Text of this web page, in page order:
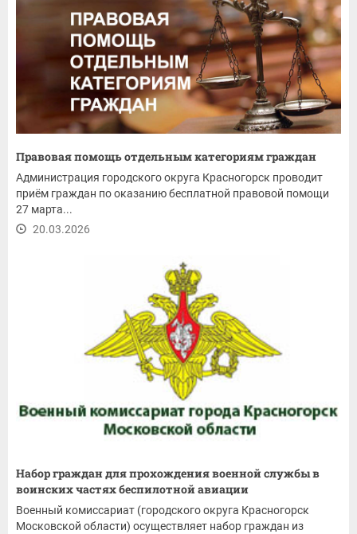
Правовая помощь отдельным категориям граждан
Администрация городского округа Красногорск проводит
приём граждан по оказанию бесплатной правовой помощи
27 марта...
20.03.2026
Набор граждан для прохождения военной службы в
воинских частях беспилотной авиации
Военный комиссариат (городского округа Красногорск
Московской области) осуществляет набор граждан из